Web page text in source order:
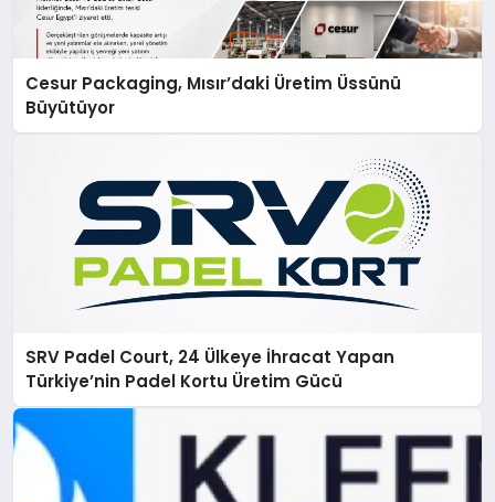
Cesur Packaging, Mısır’daki Üretim Üssünü
Büyütüyor
SRV Padel Court, 24 Ülkeye İhracat Yapan
Türkiye’nin Padel Kortu Üretim Gücü